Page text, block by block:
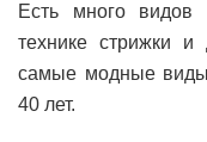
Есть много видов
технике стрижки
самые модные
40 лет.